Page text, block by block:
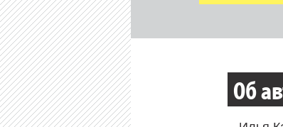
Об